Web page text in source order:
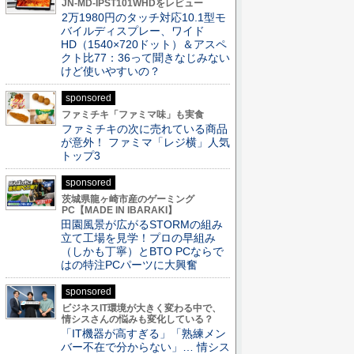
JN-MD-IPST101WHDをレビュー
2万1980円のタッチ対応10.1型モ
バイルディスプレー、ワイド
HD（1540×720ドット）＆アスペ
クト比77：36って聞きなじみない
けど使いやすいの？
sponsored
ファミチキ「ファミマ味」も実食
ファミチキの次に売れている商品
が意外！ ファミマ「レジ横」人気
トップ3
sponsored
茨城県龍ヶ崎市産のゲーミング
PC【MADE IN IBARAKI】
田園風景が広がるSTORMの組み
立て工場を見学！プロの早組み
（しかも丁寧）とBTO PCならで
はの特注PCパーツに大興奮
sponsored
ビジネスIT環境が大きく変わる中で、
情シスさんの悩みも変化している？
「IT機器が高すぎる」「熟練メン
バー不在で分からない」… 情シス